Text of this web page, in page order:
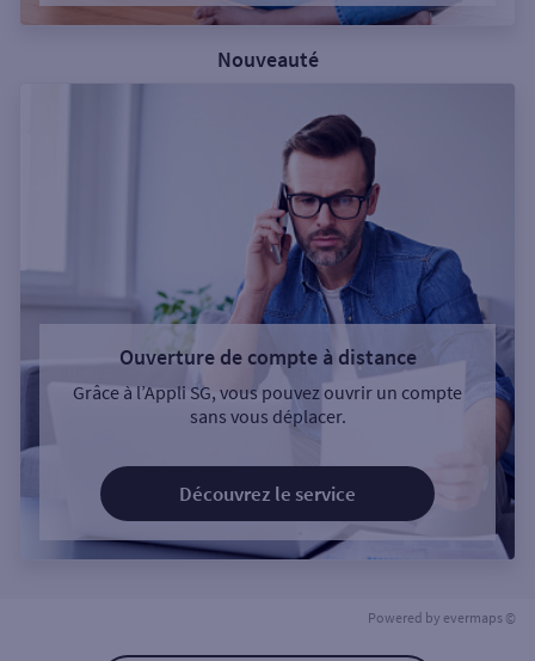
Nouveauté
Ouverture de compte à distance
Grâce à l’Appli SG, vous pouvez ouvrir un compte
sans vous déplacer.
Découvrez le service
Powered by evermaps ©